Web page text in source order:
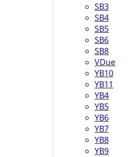
SB3
SB4
SB5
SB6
SB8
VDue
YB10
YB11
YB4
YB5
YB6
YB7
YB8
YB9